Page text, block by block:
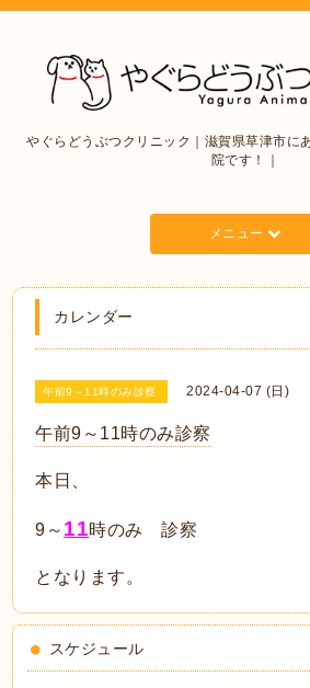
やぐらどうぶつクリニック｜滋賀県草津市に
院です！｜
メニュー
カレンダー
午前9～11時のみ診察 2024-04-07 (日)
午前9～11時のみ診察
本日、
9～ 11時のみ 診察
となります。
スケジュール